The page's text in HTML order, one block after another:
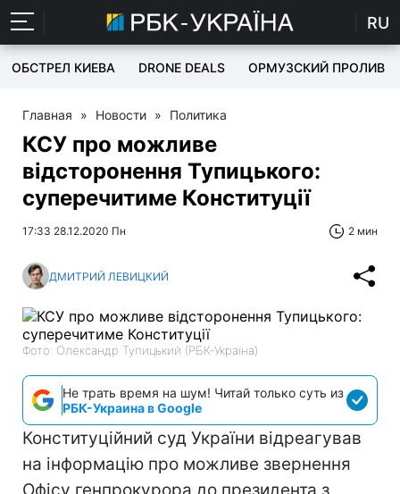
RU
ОБСТРЕЛ КИЕВА DRONE DEALS ОРМУЗСКИЙ ПРОЛИВ
Главная » Новости » Политика
КСУ про можливе
відсторонення Тупицького:
суперечитиме Конституції
17:33 28.12.2020 Пн 2 мин
ДМИТРИЙ ЛЕВИЦКИЙ
Фото: Олександр Тупицький (РБК-Україна)
Не трать время на шум! Читай только суть из
РБК-Украина в Google
Конституційний суд України відреагував
на інформацію про можливе звернення